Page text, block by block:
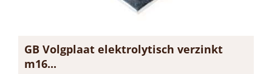
GB Volgplaat elektrolytisch verzinkt
m16...